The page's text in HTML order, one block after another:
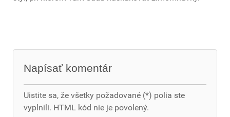
Napísať komentár
Uistite sa, že všetky požadované (*) polia ste
vyplnili. HTML kód nie je povolený.